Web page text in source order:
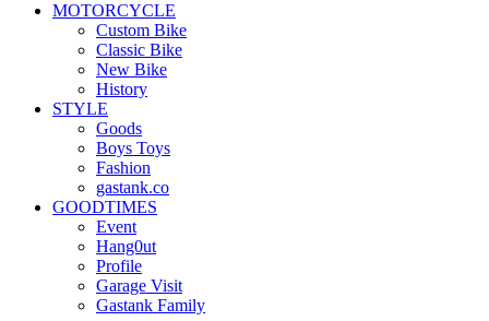
MOTORCYCLE
Custom Bike
Classic Bike
New Bike
History
STYLE
Goods
Boys Toys
Fashion
gastank.co
GOODTIMES
Event
Hang0ut
Profile
Garage Visit
Gastank Family